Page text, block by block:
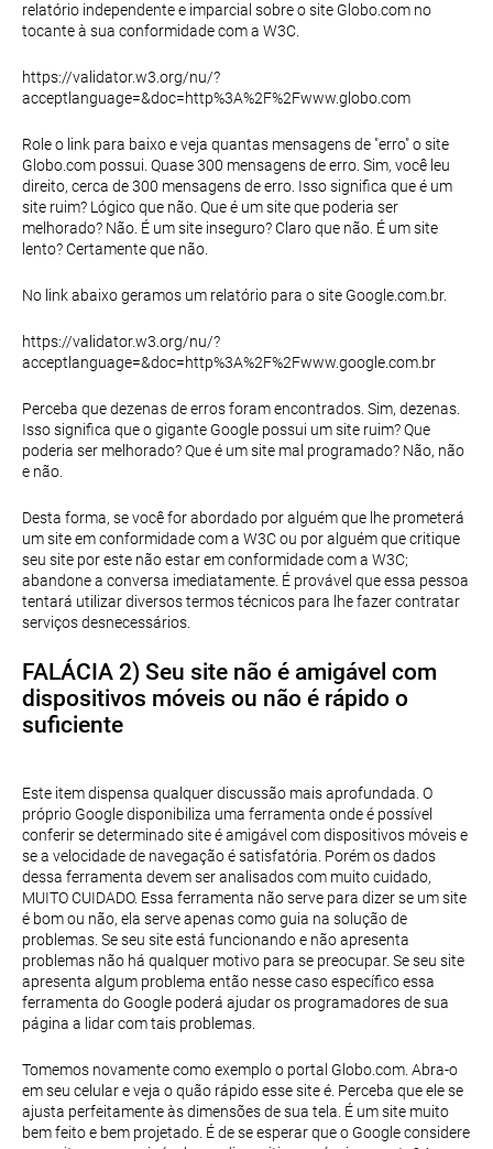
relatório independente e imparcial sobre o site Globo.com no
tocante à sua conformidade com a W3C.
https://validator.w3.org/nu/?
acceptlanguage=&doc=http%3A%2F%2Fwww.globo.com
Role o link para baixo e veja quantas mensagens de "erro" o site
Globo.com possui. Quase 300 mensagens de erro. Sim, você leu
direito, cerca de 300 mensagens de erro. Isso significa que é um
site ruim? Lógico que não. Que é um site que poderia ser
melhorado? Não. É um site inseguro? Claro que não. É um site
lento? Certamente que não.
No link abaixo geramos um relatório para o site Google.com.br.
https://validator.w3.org/nu/?
acceptlanguage=&doc=http%3A%2F%2Fwww.google.com.br
Perceba que dezenas de erros foram encontrados. Sim, dezenas.
Isso significa que o gigante Google possui um site ruim? Que
poderia ser melhorado? Que é um site mal programado? Não, não
e não.
Desta forma, se você for abordado por alguém que lhe prometerá
um site em conformidade com a W3C ou por alguém que critique
seu site por este não estar em conformidade com a W3C;
abandone a conversa imediatamente. É provável que essa pessoa
tentará utilizar diversos termos técnicos para lhe fazer contratar
serviços desnecessários.
FALÁCIA 2) Seu site não é amigável com
dispositivos móveis ou não é rápido o
suficiente
Este item dispensa qualquer discussão mais aprofundada. O
próprio Google disponibiliza uma ferramenta onde é possível
conferir se determinado site é amigável com dispositivos móveis e
se a velocidade de navegação é satisfatória. Porém os dados
dessa ferramenta devem ser analisados com muito cuidado,
MUITO CUIDADO. Essa ferramenta não serve para dizer se um site
é bom ou não, ela serve apenas como guia na solução de
problemas. Se seu site está funcionando e não apresenta
problemas não há qualquer motivo para se preocupar. Se seu site
apresenta algum problema então nesse caso específico essa
ferramenta do Google poderá ajudar os programadores de sua
página a lidar com tais problemas.
Tomemos novamente como exemplo o portal Globo.com. Abra-o
em seu celular e veja o quão rápido esse site é. Perceba que ele se
ajusta perfeitamente às dimensões de sua tela. É um site muito
bem feito e bem projetado. É de se esperar que o Google considere